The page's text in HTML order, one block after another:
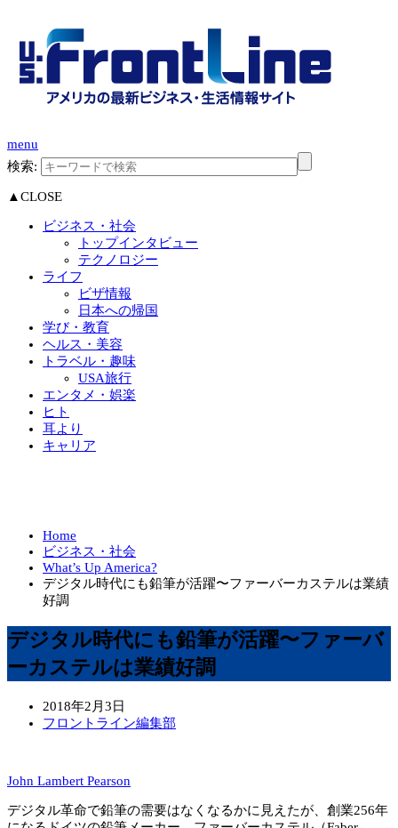
menu
検索:
▲CLOSE
ビジネス・社会
トップインタビュー
テクノロジー
ライフ
ビザ情報
日本への帰国
学び・教育
ヘルス・美容
トラベル・趣味
USA旅行
エンタメ・娯楽
ヒト
耳より
キャリア
Home
ビジネス・社会
What’s Up America?
デジタル時代にも鉛筆が活躍〜ファーバーカステルは業績
好調
デジタル時代にも鉛筆が活躍〜ファーバ
ーカステルは業績好調
2018年2月3日
フロントライン編集部
John Lambert Pearson
デジタル革命で鉛筆の需要はなくなるかに見えたが、創業256年